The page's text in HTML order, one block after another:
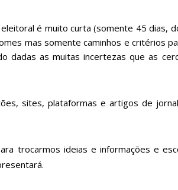
é muito curta (somente 45 dias,
mas somente caminhos e critérios
dadas as muitas incertezas que as
sites, plataformas e artigos de
trocarmos ideias e informações e